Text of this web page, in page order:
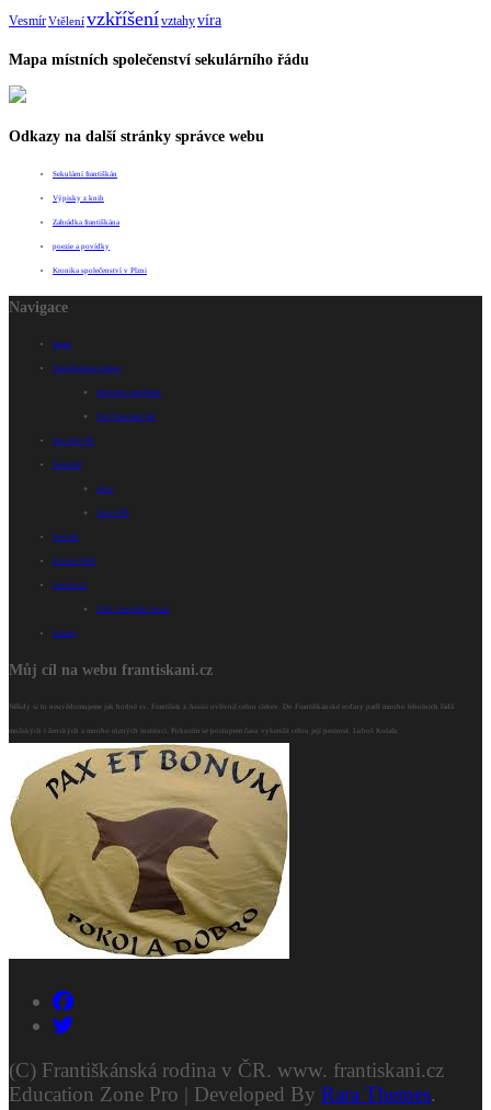
Vesmír Vtělenívzkříšenívztahyvíra
Mapa místních společenství sekulárního řádu
Odkazy na další stránky správce webu
Sekulární františkán
Výpisky z knih
Zahrádka františkána
poezie a povídky
Kronika společenství v Plzni
Navigace
Home
Františkánská rodina
Sekulární františkán
Proč Sekulární řád
YouTube FR
Kalendář
Akce
Akce SFŘ
Kontakt
R.Rohr OFM
Osobnosti
JUDr. František Nosek
kláštery
Můj cíl na webu frantiskani.cz
Někdy si to neuvědomujeme jak hodně sv. František z Assisi ovlivnil celou církev. Do Františkánské rodiny patří mnoho řeholních řádů
mužských i ženských a mnoho různých institucí. Pokusím se postupem času vykreslit celou její pestrost. Luboš Kolafa
(C) Františkánská rodina v ČR. www. frantiskani.cz
Education Zone Pro | Developed By Rara Themes.